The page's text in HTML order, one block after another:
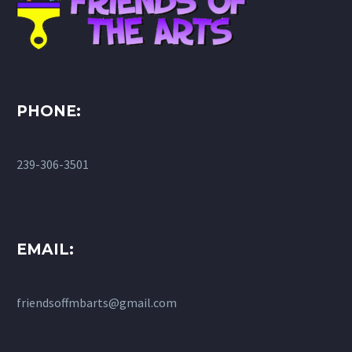
auctor eu in elit.
PHONE:
239-306-3501
EMAIL:
friendsoffmbarts@gmail.com